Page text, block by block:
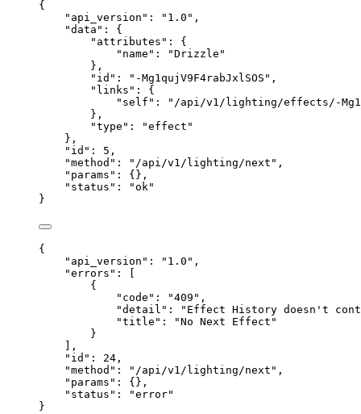
{
"api_version" : " 1.0 " ,
"data" : {
"attributes" : {
"name" : "Drizzle "
},
"id" : " -Mg1qujV9F4rabJxlSOS " ,
"links" : {
"self" : " /api/v1/lighting/effects/-
},
"type" : "effect "
},
"id" : 5 ,
"method" : " /api/v1/lighting/next " ,
"params" : {},
"status" : "ok"
}
{
"api_version" : " 1.0 " ,
"errors" : [
{
"code" : "409 " ,
"detail" : " Effect History doesn't
"title" : "No Next Effect "
}
],
"id" : 24 ,
"method" : " /api/v1/lighting/next " ,
"params" : {},
"status" : "error"
}